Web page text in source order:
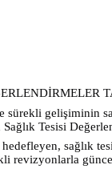
gelişiminin
Tesisi
sağlık
revizyonlarla